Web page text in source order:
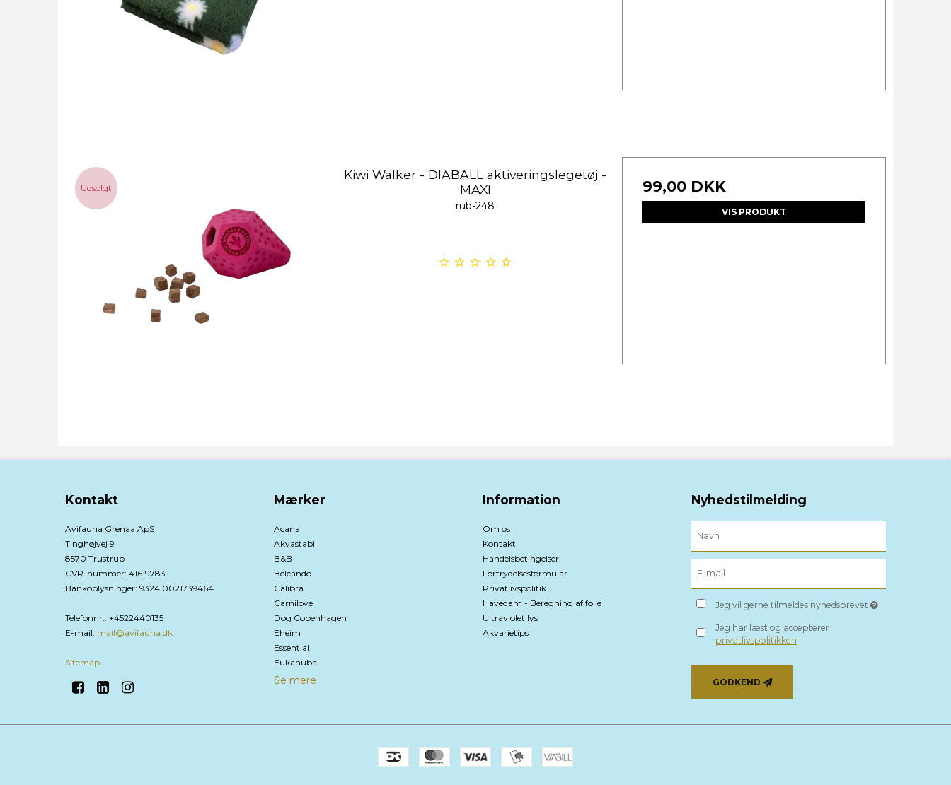
Udsolgt
Kiwi Walker - DIABALL aktiveringslegetøj -
MAXI
rub-248
99,00 DKK
VIS PRODUKT
Kontakt
Avifauna Grenaa ApS
Tinghøjvej 9
8570 Trustrup
CVR-nummer: 41619783
Bankoplysninger: 9324 0021739464
Telefonnr.: +4522440135
E-mail: mail@avifauna.dk
Sitemap
Mærker
Acana
Akvastabil
B&B
Belcando
Calibra
Carnilove
Dog Copenhagen
Eheim
Essential
Eukanuba
Se mere
Information
Om os
Kontakt
Handelsbetingelser
Fortrydelsesformular
Privatlivspolitik
Havedam - Beregning af folie
Ultraviolet lys
Akvarietips
Nyhedstilmelding
Jeg vil gerne tilmeldes nyhedsbrevet
Jeg har læst og accepterer
privatlivspolitikken
GODKEND